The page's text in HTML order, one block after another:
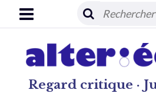
Regard critique ·